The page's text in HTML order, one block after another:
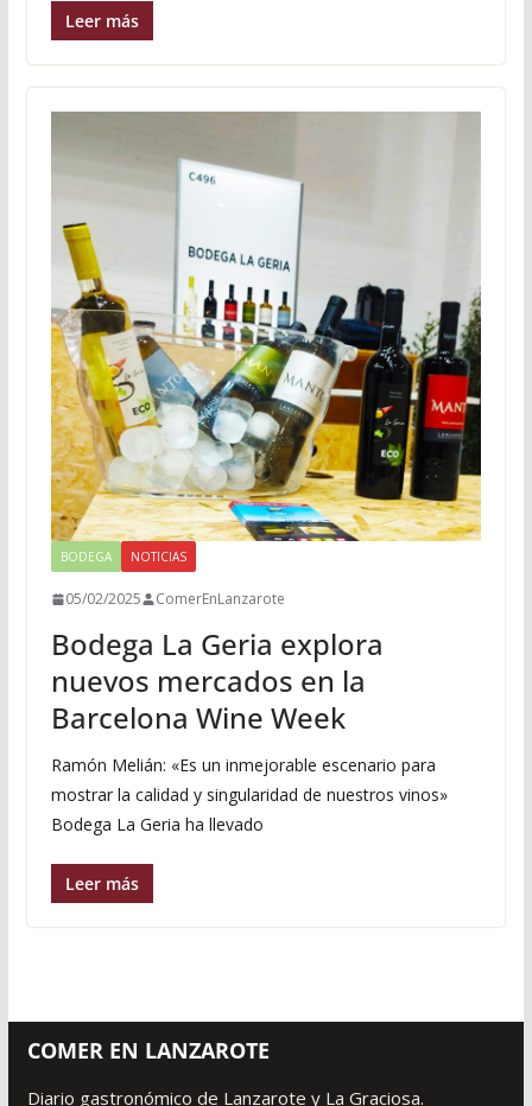
Leer más
BODEGA NOTICIAS
05/02/2025 ComerEnLanzarote
Bodega La Geria explora
nuevos mercados en la
Barcelona Wine Week
Ramón Melián: «Es un inmejorable escenario para
mostrar la calidad y singularidad de nuestros vinos»
Bodega La Geria ha llevado
Leer más
COMER EN LANZAROTE
Diario gastronómico de Lanzarote y La Graciosa.